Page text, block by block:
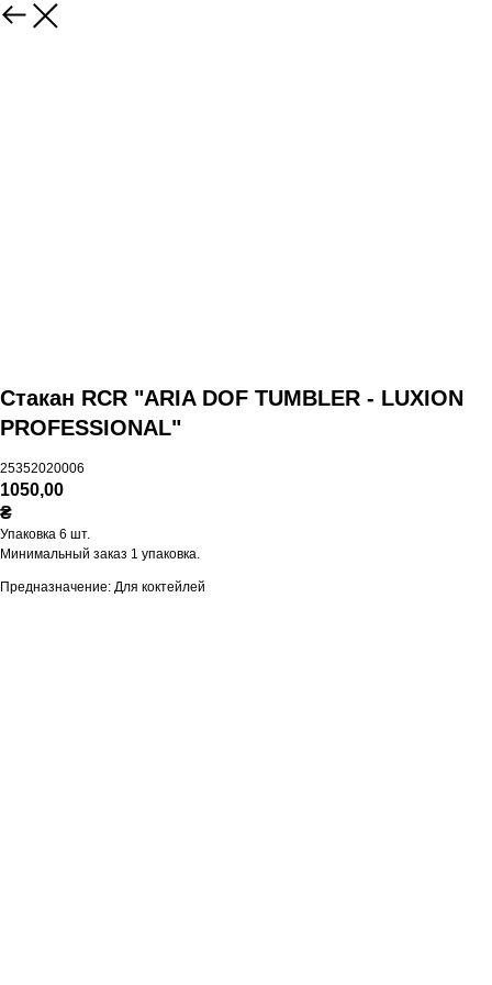
Стакан RCR "ARIA DOF TUMBLER - LUXION
PROFESSIONAL"
25352020006
1050,00
₴
Упаковка 6 шт.
Минимальный заказ 1 упаковка.
Предназначение: Для коктейлей